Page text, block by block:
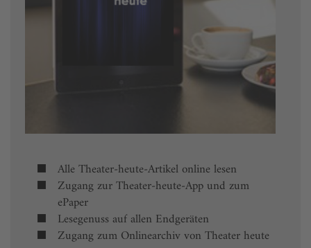
Alle Theater-heute-Artikel online lesen
Zugang zur Theater-heute-App und zum
ePaper
Lesegenuss auf allen Endgeräten
Zugang zum Onlinearchiv von Theater heute